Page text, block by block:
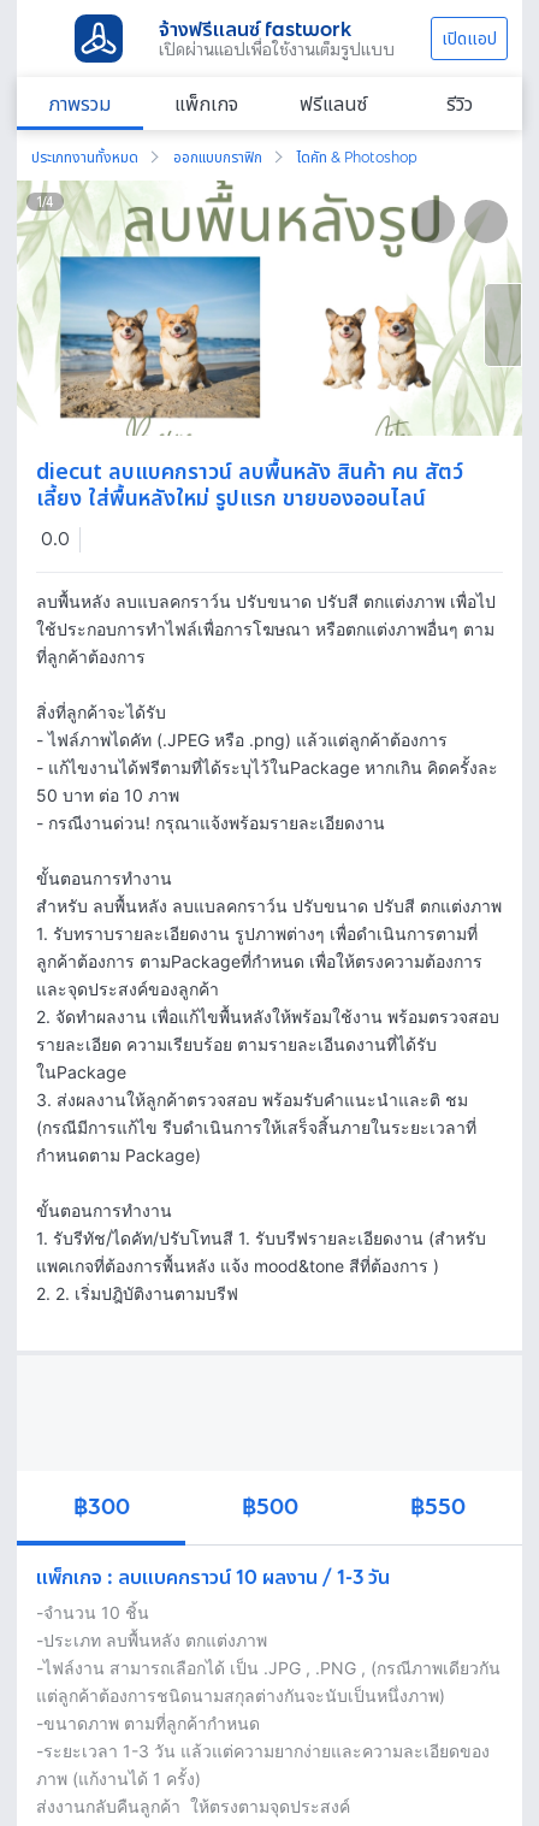
จ้างฟรีแลนซ์ fastwork
เปิดผ่านแอปเพื่อใช้งานเต็มรูปแบบ เปิดแอป
ภาพรวม แพ็กเกจ ฟรีแลนซ์ รีวิว
ประเภทงานทั้งหมด ออกแบบกราฟิก ไดคัท & Photoshop
1/4
diecut ลบแบคกราวน์ ลบพื้นหลัง สินค้า คน สัตว์
เลี้ยง ใส่พื้นหลังใหม่ รูปแรก ขายของออนไลน์
0.0
ลบพื้นหลัง ลบแบลคกราว์น ปรับขนาด ปรับสี ตกแต่งภาพ เพื่อไป
ใช้ประกอบการทำไฟล์เพื่อการโฆษณา หรือตกแต่งภาพอื่นๆ ตาม
ที่ลูกค้าต้องการ
สิ่งที่ลูกค้าจะได้รับ
- ไฟล์ภาพไดคัท (.JPEG หรือ .png) แล้วแต่ลูกค้าต้องการ
- แก้ไขงานได้ฟรีตามที่ได้ระบุไว้ในPackage หากเกิน คิดครั้งละ
50 บาท ต่อ 10 ภาพ
- กรณีงานด่วน! กรุณาแจ้งพร้อมรายละเอียดงาน
ขั้นตอนการทำงาน
สำหรับ ลบพื้นหลัง ลบแบลคกราว์น ปรับขนาด ปรับสี ตกแต่งภาพ
1. รับทราบรายละเอียดงาน รูปภาพต่างๆ เพื่อดำเนินการตามที่
ลูกค้าต้องการ ตามPackageที่กำหนด เพื่อให้ตรงความต้องการ
และจุดประสงค์ของลูกค้า
2. จัดทำผลงาน เพื่อแก้ไขพื้นหลังให้พร้อมใช้งาน พร้อมตรวจสอบ
รายละเอียด ความเรียบร้อย ตามรายละเอีนดงานที่ได้รับ
ในPackage
3. ส่งผลงานให้ลูกค้าตรวจสอบ พร้อมรับคำแนะนำและติ ชม
(กรณีมีการแก้ไข รีบดำเนินการให้เสร็จสิ้นภายในระยะเวลาที่
กำหนดตาม Package)
ขั้นตอนการทำงาน
1. รับรีทัช/ไดคัท/ปรับโทนสี 1. รับบรีฟรายละเอียดงาน (สำหรับ
แพคเกจที่ต้องการพื้นหลัง แจ้ง mood&tone สีที่ต้องการ )
2. 2. เริ่มปฎิบัติงานตามบรีฟ
฿300 ฿500 ฿550
แพ็กเกจ : ลบแบคกราวน์ 10 ผลงาน / 1-3 วัน
-จำนวน 10 ชิ้น
-ประเภท ลบพื้นหลัง ตกแต่งภาพ
-ไฟล์งาน สามารถเลือกได้ เป็น .JPG , .PNG , (กรณีภาพเดียวกัน
แต่ลูกค้าต้องการชนิดนามสกุลต่างกันจะนับเป็นหนึ่งภาพ)
-ขนาดภาพ ตามที่ลูกค้ากำหนด
-ระยะเวลา 1-3 วัน แล้วแต่ความยากง่ายและความละเอียดของ
ภาพ (แก้งานได้ 1 ครั้ง)
ส่งงานกลับคืนลูกค้า  ให้ตรงตามจุดประสงค์